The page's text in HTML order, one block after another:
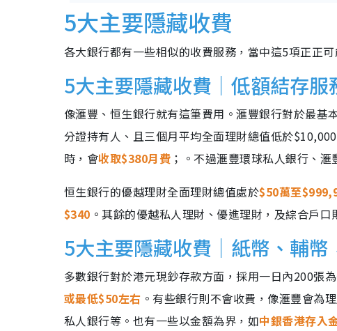
中銀香港部份隱藏收費詳情
渣打銀行部份隱藏收費詳情
東亞銀行部份隱藏收費詳情
5大主要隱藏收費
各大銀行都有一些相似的收費服務，當中這5項正正
5大主要隱藏收費｜低額結存服
像滙豐、恒生銀行就有這筆費用。滙豐銀行對於最基
分證持有人、且三個月平均全面理財總值低於
時，會收取$380月費 ；。不過滙豐環球私人銀行、
恒生銀行的優越理財全面理財總值處於$50萬至
$340 。其餘的優越私人理財、優進理財，及綜合戶口
5大主要隱藏收費｜紙幣、輔
多數銀行對於港元現鈔存款方面，採用一日內200張
或最低$50左右 。有些銀行則不會收費，像滙豐會為
私人銀行等。也有一些以金額為界，如中銀香港存入